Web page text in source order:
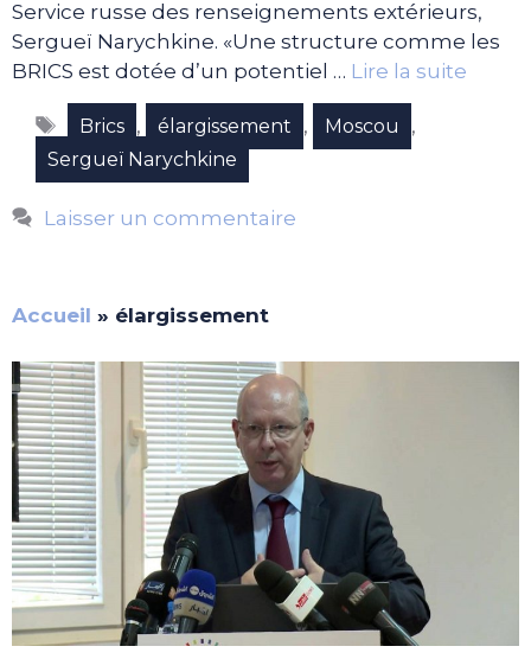
Service russe des renseignements extérieurs,
Sergueï Narychkine. «Une structure comme les
BRICS est dotée d’un potentiel … Lire la suite
Étiquettes
Brics , élargissement , Moscou ,
Sergueï Narychkine
Laisser un commentaire
Accueil » élargissement